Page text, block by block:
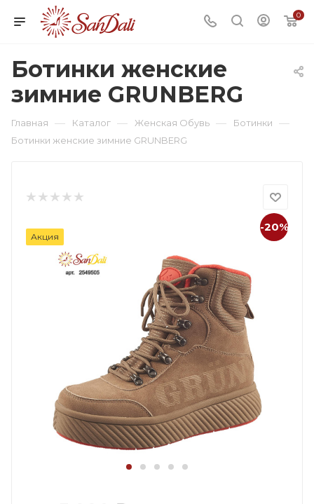
0
Ботинки женские
зимние GRUNBERG
Главная — Каталог — Женская Обувь — Ботинки —
Ботинки женские зимние GRUNBERG
-20%
Акция